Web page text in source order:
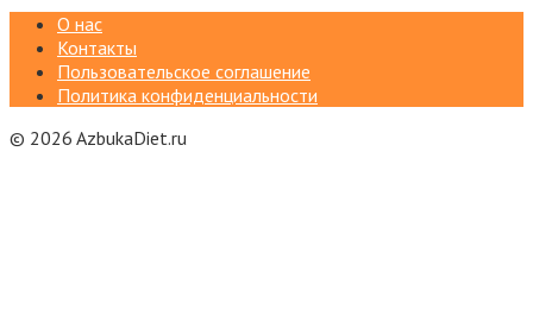
О нас
Контакты
Пользовательское соглашение
Политика конфиденциальности
© 2026 AzbukaDiet.ru